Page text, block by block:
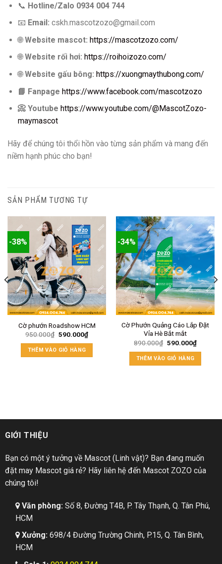
📞 Hotline/Zalo 0934 004 744
📧 Email: cskh.mascotzozo@gmail.com
🌐Website mascot: https://mascotzozo.com/
🌐Website rối hơi: https://roihoizozo.com/
🌐Website gấu bông: https://xuongmaythubong.com/
📘 Fanpage https://www.facebook.com/mascotzozo
📀 Youtube https://www.youtube.com/@MascotZozo-
maymascot
Hãy để chúng tôi thổi hồn vào từng sản phẩm và mang đến
niềm hạnh phúc cho bạn!
SẢN PHẨM TƯƠNG TỰ
-38%
Cờ phướn Roadshow HCM
950.000₫ 590.000₫
THÊM VÀO GIỎ HÀNG
-34%
Cờ Phướn Quảng Cáo Lắp Đặt
Vỉa Hè Bắt mắt
890.000₫ 590.000₫
THÊM VÀO GIỎ HÀNG
GIỚI THIỆU
Bạn có một ý tưởng về Mascot (Linh vật)? Bạn đang muốn
đặt may Mascot giá rẻ? Hãy liên hệ đến Mascot ZOZO của
chúng tôi!
Văn phòng:Số 8, Đường T4B, P. Tây Thạnh, Q. Tân Phú,
HCM
Xưởng:698/4 Đường Trường Chinh, P.15, Q. Tân Bình,
HCM